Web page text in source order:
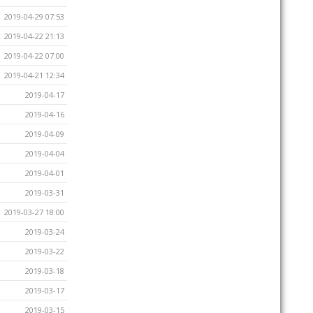
2019-04-29 07:53
2019-04-22 21:13
2019-04-22 07:00
2019-04-21 12:34
2019-04-17
2019-04-16
2019-04-09
2019-04-04
2019-04-01
2019-03-31
2019-03-27 18:00
2019-03-24
2019-03-22
2019-03-18
2019-03-17
2019-03-15